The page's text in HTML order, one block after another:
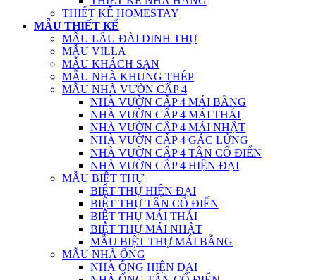
THIẾT KẾ HOMESTAY
MẪU THIẾT KẾ
MẪU LÂU ĐÀI DINH THỰ
MẪU VILLA
MẪU KHÁCH SẠN
MẪU NHÀ KHUNG THÉP
MẪU NHÀ VƯỜN CẤP 4
NHÀ VƯỜN CẤP 4 MÁI BẰNG
NHÀ VƯỜN CẤP 4 MÁI THÁI
NHÀ VƯỜN CẤP 4 MÁI NHẬT
NHÀ VƯỜN CẤP 4 GÁC LỬNG
NHÀ VƯỜN CẤP 4 TÂN CỔ ĐIỂN
NHÀ VƯỜN CẤP 4 HIỆN ĐẠI
MẪU BIỆT THỰ
BIỆT THỰ HIỆN ĐẠI
BIỆT THỰ TÂN CỔ ĐIỂN
BIỆT THỰ MÁI THÁI
BIỆT THỰ MÁI NHẬT
MẪU BIỆT THỰ MÁI BẰNG
MẪU NHÀ ỐNG
NHÀ ỐNG HIỆN ĐẠI